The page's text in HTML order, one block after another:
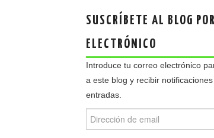
SUSCRÍBETE AL BLOG
ELECTRÓNICO
Introduce tu correo electrónico
a este blog y recibir
entradas.
de